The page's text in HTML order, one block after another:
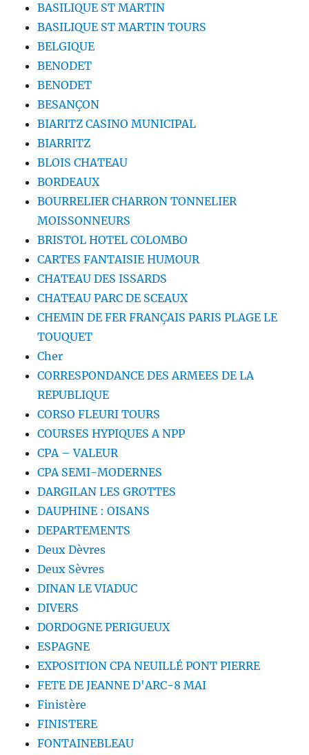
BASILIQUE ST MARTIN
BASILIQUE ST MARTIN TOURS
BELGIQUE
BENODET
BENODET
BESANÇON
BIARITZ CASINO MUNICIPAL
BIARRITZ
BLOIS CHATEAU
BORDEAUX
BOURRELIER CHARRON TONNELIER
MOISSONNEURS
BRISTOL HOTEL COLOMBO
CARTES FANTAISIE HUMOUR
CHATEAU DES ISSARDS
CHATEAU PARC DE SCEAUX
CHEMIN DE FER FRANÇAIS PARIS PLAGE LE
TOUQUET
Cher
CORRESPONDANCE DES ARMEES DE LA
REPUBLIQUE
CORSO FLEURI TOURS
COURSES HYPIQUES A NPP
CPA – VALEUR
CPA SEMI-MODERNES
DARGILAN LES GROTTES
DAUPHINE : OISANS
DEPARTEMENTS
Deux Dèvres
Deux Sèvres
DINAN LE VIADUC
DIVERS
DORDOGNE PERIGUEUX
ESPAGNE
EXPOSITION CPA NEUILLÉ PONT PIERRE
FETE DE JEANNE D'ARC-8 MAI
Finistère
FINISTERE
FONTAINEBLEAU